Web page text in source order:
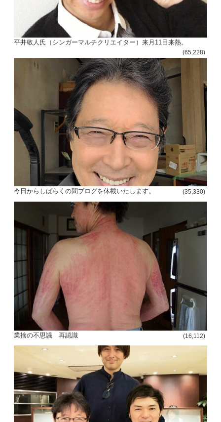
平井敬人氏（シンガーマルチクリエイター）来月11日来熱。
(65,228)
今日からしばらくの間ブログを休載いたします。 (35,330)
業捨の不思議 再認識 (16,112)